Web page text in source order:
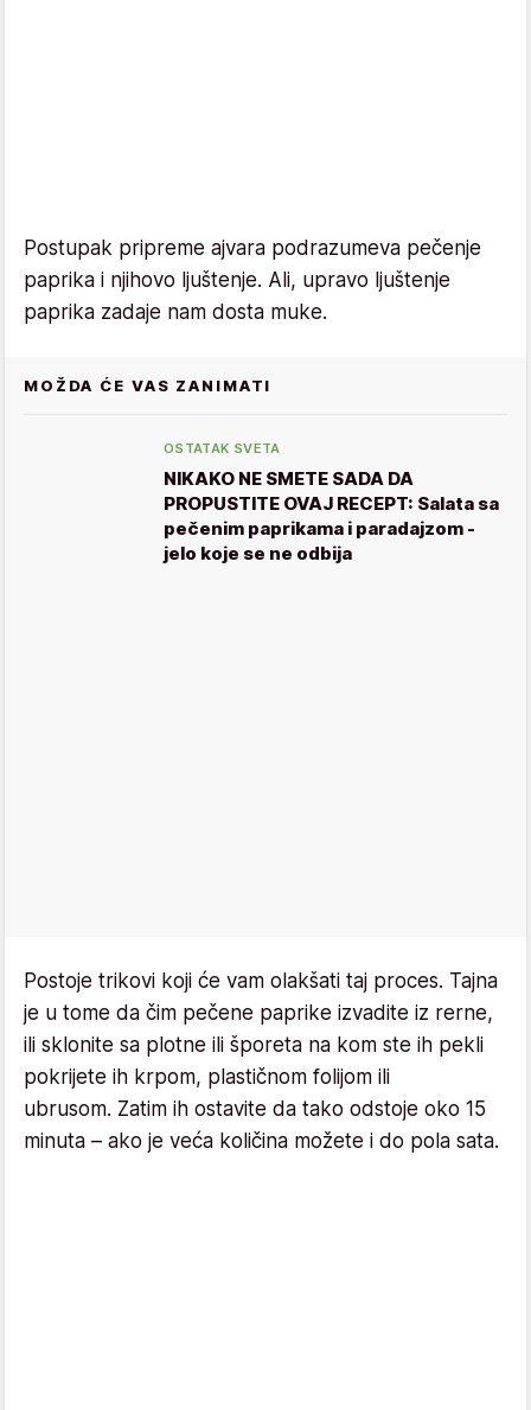
Postupak pripreme ajvara podrazumeva pečenje
paprika i njihovo ljuštenje. Ali, upravo ljuštenje
paprika zadaje nam dosta muke.
MOŽDA ĆE VAS ZANIMATI
OSTATAK SVETA
NIKAKO NE SMETE SADA DA
PROPUSTITE OVAJ RECEPT: Salata sa
pečenim paprikama i paradajzom -
jelo koje se ne odbija
Postoje trikovi koji će vam olakšati taj proces. Tajna
je u tome da čim pečene paprike izvadite iz rerne,
ili sklonite sa plotne ili šporeta na kom ste ih pekli
pokrijete ih krpom, plastičnom folijom ili
ubrusom. Zatim ih ostavite da tako odstoje oko 15
minuta – ako je veća količina možete i do pola sata.